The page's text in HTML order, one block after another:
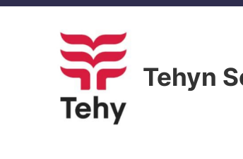
sisältöön
Tehyn